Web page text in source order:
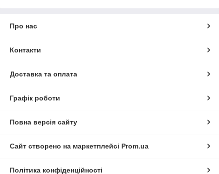
Про нас
Контакти
Доставка та оплата
Графік роботи
Повна версія сайту
Сайт створено на маркетплейсі Prom.ua
Політика конфіденційності